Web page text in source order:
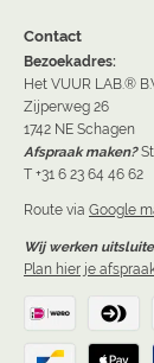
Contact
Bezoekadres:
Het VUUR LAB.®
Zijperweg 26
1742 NE Schagen
Afspraak maken?
T +31 6 23 64 46 62
Route via Google
Wij werken
Plan hier je